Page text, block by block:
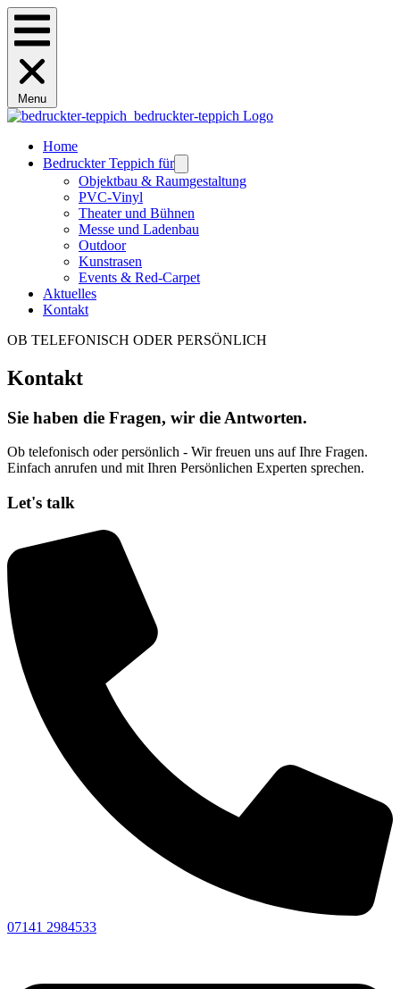
Menu
Home
Bedruckter Teppich für
Objektbau & Raumgestaltung
PVC-Vinyl
Theater und Bühnen
Messe und Ladenbau
Outdoor
Kunstrasen
Events & Red-Carpet
Aktuelles
Kontakt
OB TELEFONISCH ODER PERSÖNLICH
Kontakt​
Sie haben die Fragen, wir die Antworten.
Ob telefonisch oder persönlich - Wir freuen uns auf Ihre Fragen.
Einfach anrufen und mit Ihren Persönlichen Experten sprechen.
Let's talk
07141 2984533